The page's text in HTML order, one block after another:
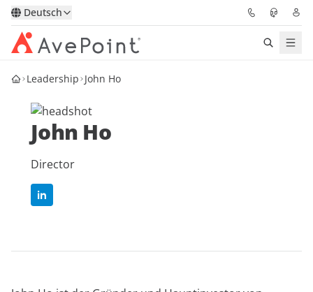
Deutsch
Lösungen
Confidence Platform
Pricing
Für Partner
Leadership John Ho
John Ho
Director